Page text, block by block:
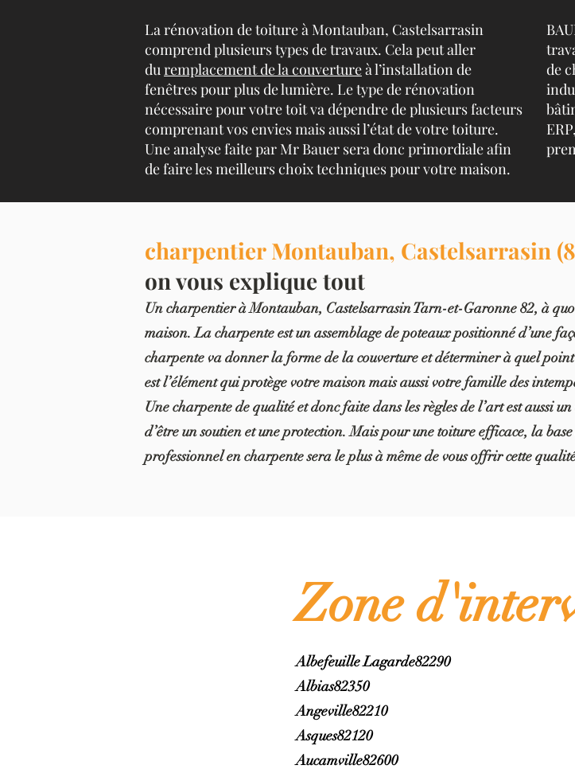
La rénovation de toiture à Montauban, Castelsarrasin
comprend plusieurs types de travaux. Cela peut aller
duremplacement de la couvertureà l’installation de
fenêtres pour plus de lumière. Le type de rénovation
nécessaire pour votre toit va dépendre de plusieurs facteurs
comprenant vos envies mais aussi l’état de votre toiture.
Une analyse faite par Mr Bauer sera donc primordiale afin
de faire les meilleurs choix techniques pour votre maison.
de
charpentier Montauban, Castelsarrasin
on vous explique tout
Un charpentier à Montauban, Castelsarrasin Tarn-et-Garonne 82, à
maison. La charpente est un assemblage de poteaux positionné d’une
charpente va donner la forme de la couverture et déterminer à quel
est l’élément qui protège votre maison mais aussi votre famille des
Une charpente de qualité et donc faite dans les règles de l’art est aussi
d’être un soutien et une protection. Mais pour une toiture efficace, la
professionnel en charpente sera le plus à même de vous offrir cette
Zone d'int
Albefeuille Lagarde82290
Albias82350
Angeville82210
Asques82120
Aucamville82600